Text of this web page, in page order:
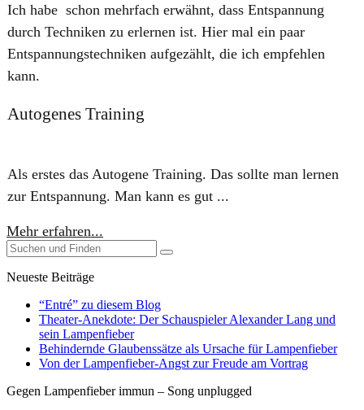
​​Ich habe ​ schon mehrfach erwähnt, dass Entspannung
durch Techniken zu erlernen ist. Hier mal ein paar
Entspannungstechniken aufgezählt, die ich empfehlen
kann.
Autogenes Training
Als erstes das Autogene Training. Das sollte man lernen
zur Entspannung. Man kann es gut ...
Mehr erfahren...
Neueste Beiträge
“Entré” zu diesem Blog
Theater-Anekdote: Der Schauspieler Alexander Lang und
sein Lampenfieber
Behindernde Glaubenssätze als Ursache für Lampenfieber
​Von der Lampenfieber-Angst zur Freude am Vortrag
Gegen Lampenfieber immun – Song unplugged